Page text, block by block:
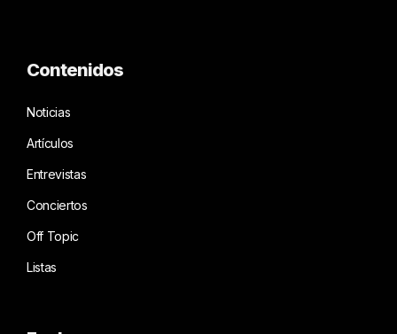
Contenidos
Noticias
Artículos
Entrevistas
Conciertos
Off Topic
Listas